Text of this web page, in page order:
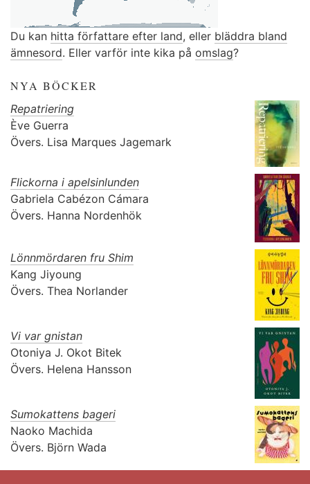
Du kan hitta författare efter land, eller bläddra bland
ämnesord. Eller varför inte kika på omslag?
NYA BÖCKER
Repatriering
Ève Guerra
Övers. Lisa Marques Jagemark
Flickorna i apelsinlunden
Gabriela Cabézon Cámara
Övers. Hanna Nordenhök
Lönnmördaren fru Shim
Kang Jiyoung
Övers. Thea Norlander
Vi var gnistan
Otoniya J. Okot Bitek
Övers. Helena Hansson
Sumokattens bageri
Naoko Machida
Övers. Björn Wada